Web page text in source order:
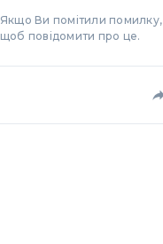
Якщо Ви помітили помилку,
щоб повідомити про це.